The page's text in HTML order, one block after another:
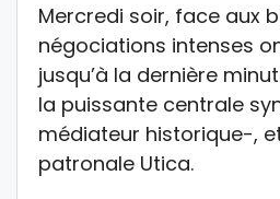
Mercredi soir, face aux
négociations intenses
jusqu’à la dernière
la puissante centrale
médiateur historique-,
patronale Utica.